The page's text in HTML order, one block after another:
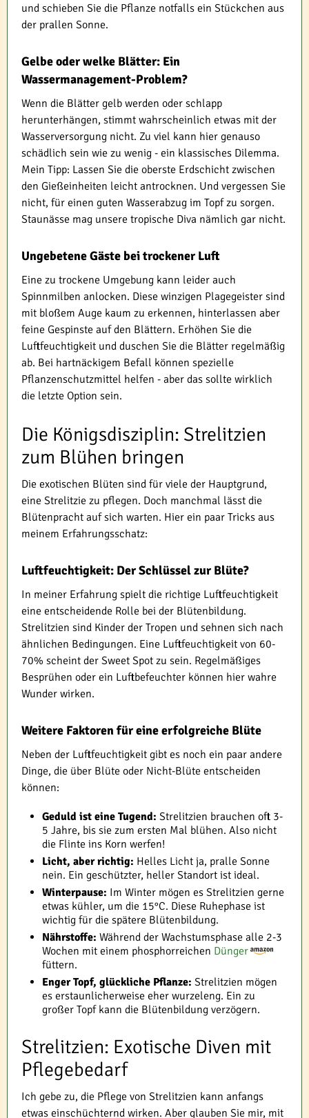
und schieben Sie die Pflanze notfalls ein Stückchen aus
der prallen Sonne.
Gelbe oder welke Blätter: Ein
Wassermanagement-Problem?
Wenn die Blätter gelb werden oder schlapp
herunterhängen, stimmt wahrscheinlich etwas mit der
Wasserversorgung nicht. Zu viel kann hier genauso
schädlich sein wie zu wenig - ein klassisches Dilemma.
Mein Tipp: Lassen Sie die oberste Erdschicht zwischen
den Gießeinheiten leicht antrocknen. Und vergessen Sie
nicht, für einen guten Wasserabzug im Topf zu sorgen.
Staunässe mag unsere tropische Diva nämlich gar nicht.
Ungebetene Gäste bei trockener Luft
Eine zu trockene Umgebung kann leider auch
Spinnmilben anlocken. Diese winzigen Plagegeister sind
mit bloßem Auge kaum zu erkennen, hinterlassen aber
feine Gespinste auf den Blättern. Erhöhen Sie die
Luftfeuchtigkeit und duschen Sie die Blätter regelmäßig
ab. Bei hartnäckigem Befall können spezielle
Pflanzenschutzmittel helfen - aber das sollte wirklich
die letzte Option sein.
Die Königsdisziplin: Strelitzien
zum Blühen bringen
Die exotischen Blüten sind für viele der Hauptgrund,
eine Strelitzie zu pflegen. Doch manchmal lässt die
Blütenpracht auf sich warten. Hier ein paar Tricks aus
meinem Erfahrungsschatz:
Luftfeuchtigkeit: Der Schlüssel zur Blüte?
In meiner Erfahrung spielt die richtige Luftfeuchtigkeit
eine entscheidende Rolle bei der Blütenbildung.
Strelitzien sind Kinder der Tropen und sehnen sich nach
ähnlichen Bedingungen. Eine Luftfeuchtigkeit von 60-
70% scheint der Sweet Spot zu sein. Regelmäßiges
Besprühen oder ein Luftbefeuchter können hier wahre
Wunder wirken.
Weitere Faktoren für eine erfolgreiche Blüte
Neben der Luftfeuchtigkeit gibt es noch ein paar andere
Dinge, die über Blüte oder Nicht-Blüte entscheiden
können:
Geduld ist eine Tugend: Strelitzien brauchen oft 3-
5 Jahre, bis sie zum ersten Mal blühen. Also nicht
die Flinte ins Korn werfen!
Licht, aber richtig: Helles Licht ja, pralle Sonne
nein. Ein geschützter, heller Standort ist ideal.
Winterpause: Im Winter mögen es Strelitzien gerne
etwas kühler, um die 15°C. Diese Ruhephase ist
wichtig für die spätere Blütenbildung.
Nährstoffe: Während der Wachstumsphase alle 2-3
Wochen mit einem phosphorreichen Dünger
füttern.
Enger Topf, glückliche Pflanze: Strelitzien mögen
es erstaunlicherweise eher wurzeleng. Ein zu
großer Topf kann die Blütenbildung verzögern.
Strelitzien: Exotische Diven mit
Pflegebedarf
Ich gebe zu, die Pflege von Strelitzien kann anfangs
etwas einschüchternd wirken. Aber glauben Sie mir, mit